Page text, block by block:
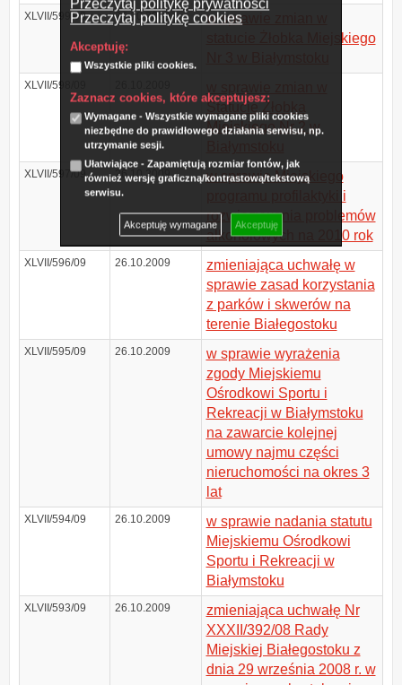
Przeczytaj politykę prywatności
Przeczytaj politykę cookies
Akceptuję:
Wszystkie pliki cookies.
Zaznacz cookies, które akceptujesz:
Wymagane - Wszystkie wymagane pliki cookies
niezbędne do prawidłowego działania serwisu, np.
utrzymanie sesji.
Ułatwiające - Zapamiętują rozmiar fontów, jak
również wersję graficzną/kontrastową/tekstową
serwisu.
Akceptuję wymagane Akceptuję
XLVII/599/09 26.10.2009
w sprawie zmian w
statucie Żłobka Miejskiego
XLVII/598/09
Statucie Żłobka
Miejskiego Nr 2 w
XLVII/597/09 26.10.2009
w sprawie Miejskiego
programu profilaktyki i
rozwiązywania problemów
alkoholowych na 2010 rok
XLVII/596/09 26.10.2009
zmieniająca uchwałę w
sprawie zasad korzystania
z parków i skwerów na
terenie Białegostoku
XLVII/595/09 26.10.2009
w sprawie wyrażenia
zgody Miejskiemu
Ośrodkowi Sportu i
Rekreacji w Białymstoku
na zawarcie kolejnej
umowy najmu części
nieruchomości na okres 3
lat
XLVII/594/09 26.10.2009
w sprawie nadania statutu
Miejskiemu Ośrodkowi
Sportu i Rekreacji w
Białymstoku
XLVII/593/09 26.10.2009
zmieniająca uchwałę Nr
XXXII/392/08 Rady
Miejskiej Białegostoku z
dnia 29 września 2008 r. w